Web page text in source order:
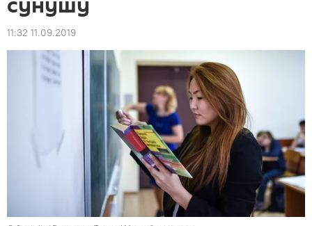
11:32 11.09.2019